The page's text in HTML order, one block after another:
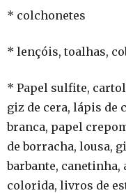
* colchonetes
* lençóis, toalhas,
* Papel sulfite,
giz de cera, lápis de
branca, papel
de borracha, lousa,
barbante,
colorida, livros de